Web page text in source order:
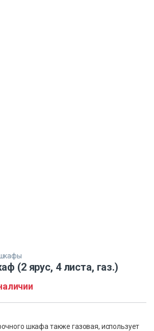
(2 ярус, 4 листа, газ.)
шкафа также газовая, использует